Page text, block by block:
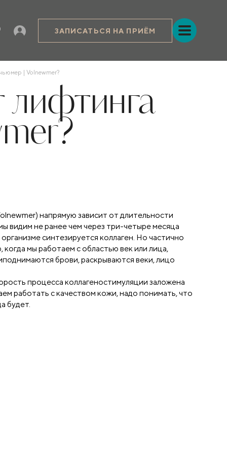
ЗАПИСАТЬСЯ НА ПРИЁМ
| Volnewmer?
лифтинга
напрямую зависит от длительности
видим не ранее чем через три-четыре месяца
синтезируется коллаген. Но частично
мы работаем с областью век или лица,
брови, раскрываются веки, лицо
процесса коллагеностимуляции заложена
работать с качеством кожи, надо понимать, что
будет.